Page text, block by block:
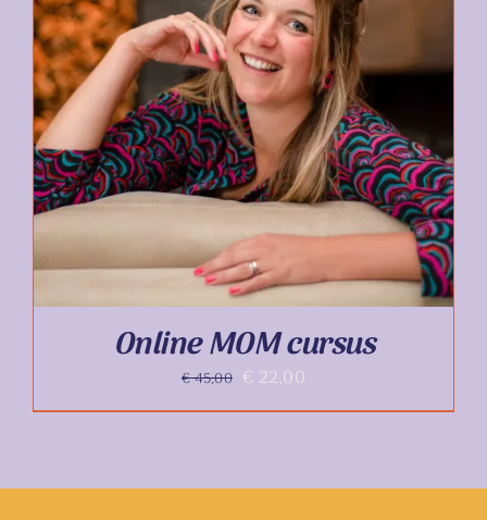
TOEVOEGEN AAN WINKELWAGEN / DETAILS
Online MOM cursus
€45,00 Oorspronkelijke
prijs
€ 22,00Huidige
prijs